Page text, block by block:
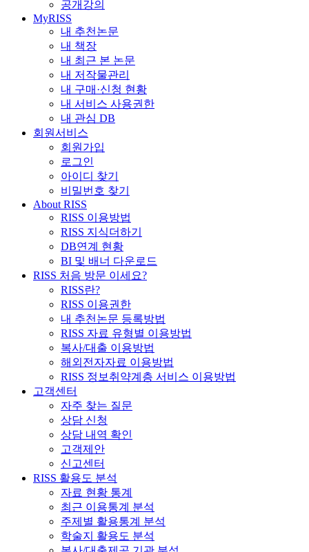
공개강의
MyRISS
내 추천논문
내 책장
내 최근 본 논문
내 저작물관리
내 구매·신청 현황
내 서비스 사용권한
내 관심 DB
회원서비스
회원가입
로그인
아이디 찾기
비밀번호 찾기
About RISS
RISS 이용방법
RISS 지식더하기
DB연계 현황
BI 및 배너 다운로드
RISS 처음 방문 이세요?
RISS란?
RISS 이용권한
내 추천논문 등록방법
RISS 자료 유형별 이용방법
복사/대출 이용방법
해외전자자료 이용방법
RISS 정보취약계층 서비스 이용방법
고객센터
자주 찾는 질문
상담 신청
상담 내역 확인
고객제안
신고센터
RISS 활용도 분석
자료 현황 통계
최근 이용통계 분석
주제별 활용통계 분석
학술지 활용도 분석